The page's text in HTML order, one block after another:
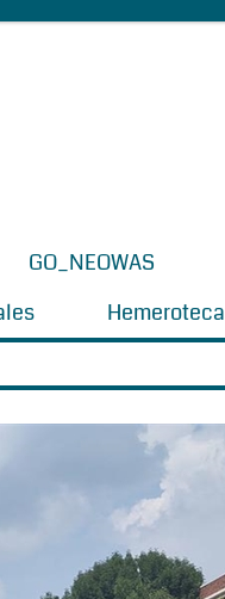
GO_NEOWAS
Hemeroteca